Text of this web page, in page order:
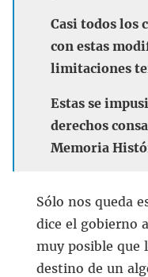
Casi todos los
con estas
limitaciones
Estas se
derechos
Memoria
Sólo nos queda
dice el gobierno
muy posible que
destino de un